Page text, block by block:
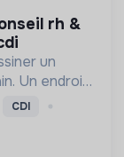
un
Un endroit
et où
CDI